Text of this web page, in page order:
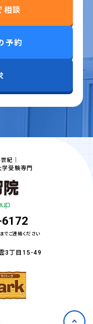
相談
予約
紀｜
学受験専門
までご連絡ください
3丁目15-49